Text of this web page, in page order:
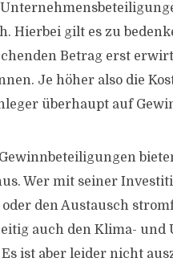
Hierbei gilt es zu
Betrag erst
Je höher also die
überhaupt auf
Wer mit seiner
den Austausch
auch den Klima- und
ist aber leider nicht